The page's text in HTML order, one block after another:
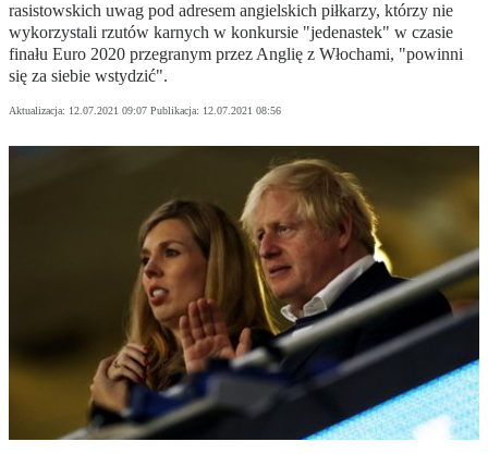
rasistowskich uwag pod adresem angielskich piłkarzy, którzy nie
wykorzystali rzutów karnych w konkursie "jedenastek" w czasie
finału Euro 2020 przegranym przez Anglię z Włochami, "powinni
się za siebie wstydzić".
Aktualizacja: 12.07.2021 09:07 Publikacja: 12.07.2021 08:56